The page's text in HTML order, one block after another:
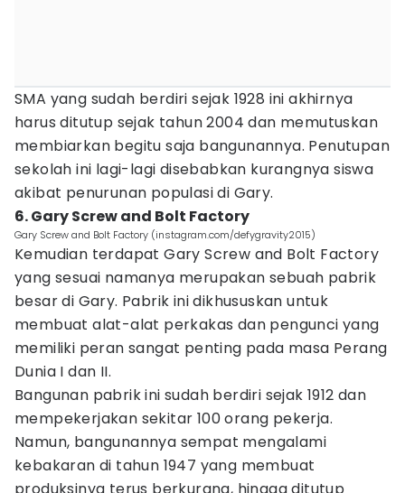
SMA yang sudah berdiri sejak 1928 ini akhirnya
harus ditutup sejak tahun 2004 dan memutuskan
membiarkan begitu saja bangunannya. Penutupan
sekolah ini lagi-lagi disebabkan kurangnya siswa
akibat penurunan populasi di Gary.
6. Gary Screw and Bolt Factory
Gary Screw and Bolt Factory (instagram.com/defygravity2015)
Kemudian terdapat Gary Screw and Bolt Factory
yang sesuai namanya merupakan sebuah pabrik
besar di Gary. Pabrik ini dikhususkan untuk
membuat alat-alat perkakas dan pengunci yang
memiliki peran sangat penting pada masa Perang
Dunia I dan II.
Bangunan pabrik ini sudah berdiri sejak 1912 dan
mempekerjakan sekitar 100 orang pekerja.
Namun, bangunannya sempat mengalami
kebakaran di tahun 1947 yang membuat